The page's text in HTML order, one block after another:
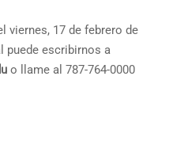
viernes, 17 de febrero de
puede escribirnos a
o llame al 787-764-0000